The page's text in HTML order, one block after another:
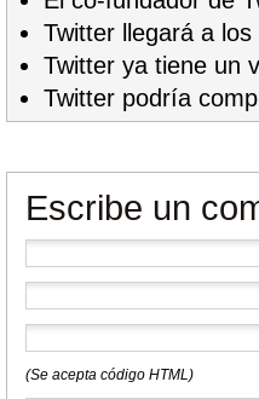
Twitter llegará a
Twitter ya tiene un
Twitter podría
Escribe un
(Se acepta código HTML)